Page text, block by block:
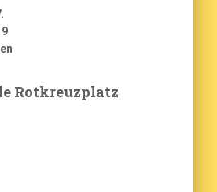
Rotkreuzplatz